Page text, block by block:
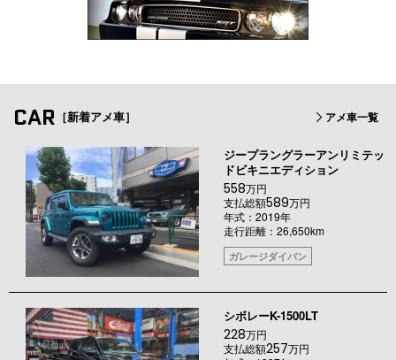
CAR ［新着アメ車］ アメ車一覧
ジープラングラーアンリミテッ
ドビキニエディション
558万円
支払総額589万円
年式：2019年
走行距離：26,650km
ガレージダイバン
シボレーK-1500LT
228万円
支払総額257万円